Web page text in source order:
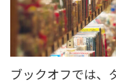
ブックオフでは、